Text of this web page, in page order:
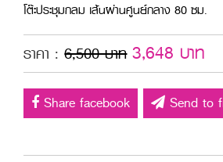
โต๊ะประชุมกลม เส้นผ่านศูนย์กลาง 80 ซม.
ราคา :6,500 บาท 3,648 บาท
Share facebook Send to